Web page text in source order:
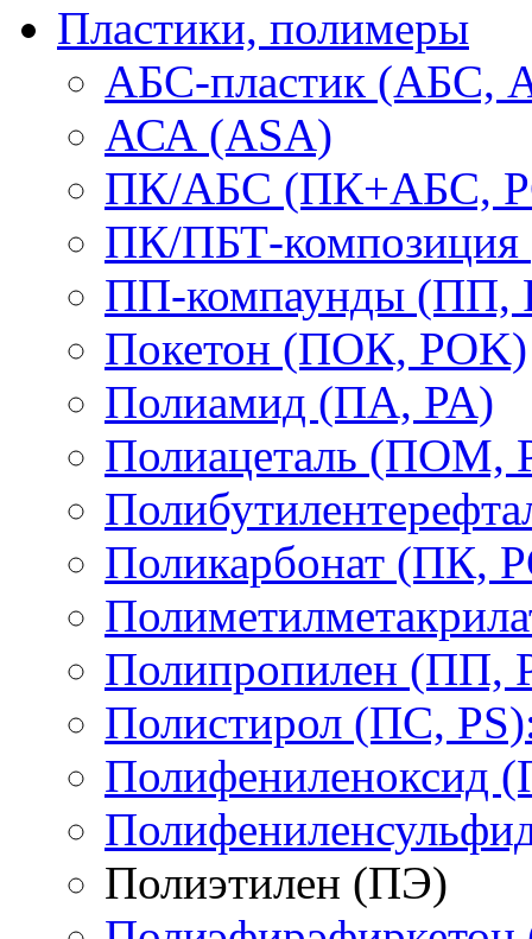
Пластики, полимеры
АБС-пластик (АБС,
АСА (ASA)
ПК/АБС (ПК+АБС,
ПК/ПБТ-композиция
ПП-компаунды (ПП,
Покетон (ПОК, POK)
Полиамид (ПА, PA)
Полиацеталь (ПОМ,
Поликарбонат (ПК,
Полипропилен (ПП,
Полистирол (ПС,
Полифениленоксид
Полиэтилен (ПЭ)